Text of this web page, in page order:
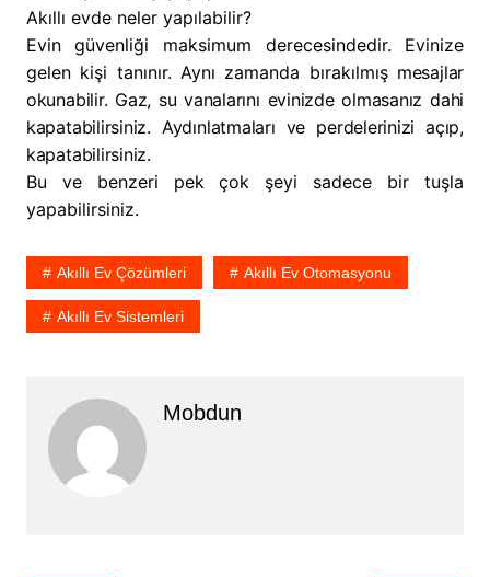
Akıllı evde neler yapılabilir?
Evin güvenliği maksimum derecesindedir. Evinize
gelen kişi tanınır. Aynı zamanda bırakılmışmesajlar
okunabilir. Gaz, su vanalarını evinizde olmasanız dahi
kapatabilirsiniz. Aydınlatmaları ve perdelerinizi açıp,
kapatabilirsiniz.
Bu ve benzeri pek çok şeyi sadece bir tuşla
yapabilirsiniz.
Akıllı Ev Çözümleri Akıllı Ev Otomasyonu
Akıllı Ev Sistemleri
Mobdun